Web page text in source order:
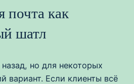
почта как
шатл
но для некоторых
вариант. Если клиенты всё